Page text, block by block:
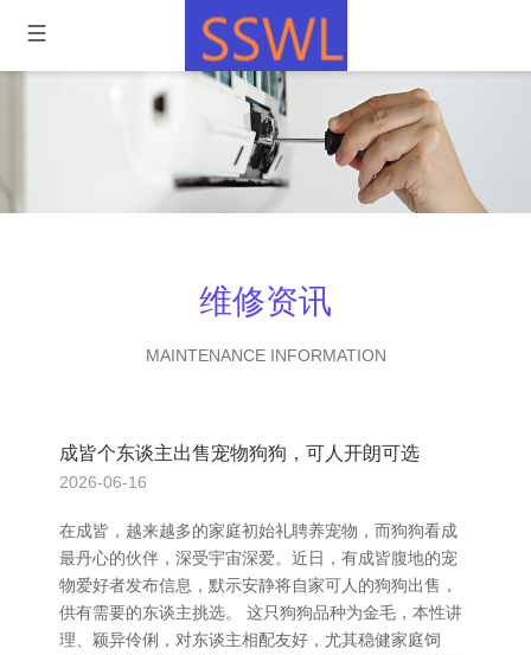
维修资讯
MAINTENANCE INFORMATION
成皆个东谈主出售宠物狗狗，可人开朗可选
2026-06-16
在成皆，越来越多的家庭初始礼聘养宠物，而狗狗看成
最丹心的伙伴，深受宇宙深爱。近日，有成皆腹地的宠
物爱好者发布信息，默示安静将自家可人的狗狗出售，
供有需要的东谈主挑选。 这只狗狗品种为金毛，本性讲
理、颖异伶俐，对东谈主相配友好，尤其稳健家庭饲